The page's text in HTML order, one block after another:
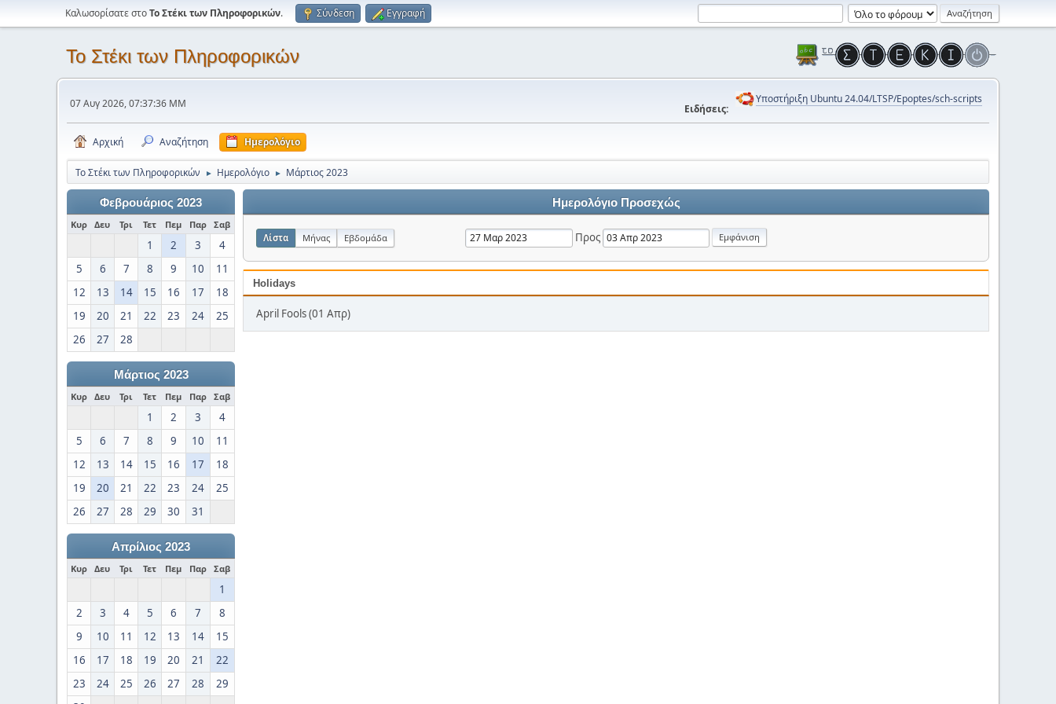
Καλωσορίσατε στοΤο Στέκι των Πληροφορικών. Σύνδεση Εγγραφή
Το Στέκι των Πληροφορικών
07 Αυγ 2026, 07:37:36 ΜΜ Ειδήσεις:
Υποστήριξη Ubuntu 24.04/LTSP/Epoptes/sch-scripts
Αρχική Αναζήτηση Ημερολόγιο
Το Στέκι των Πληροφορικών ► Ημερολόγιο ► Μάρτιος 2023
Φεβρουάριος 2023
Κυρ Δευ Τρι Τετ Πεμ Παρ Σαβ
1 2 3
4
5
6 7 8 9 10
11
12
13 14 15 16 17
18
19
20 21 22 23 24
25
26
27 28
Μάρτιος 2023
Κυρ Δευ Τρι Τετ Πεμ Παρ Σαβ
1 2 3
4
5
6 7 8 9 10
11
12
13 14 15 16 17
18
19
20 21 22 23 24
25
26
27 28 29 30 31
Απρίλιος 2023
Κυρ Δευ Τρι Τετ Πεμ Παρ Σαβ
1
2
3 4 5 6 7
8
9
10 11 12 13 14
15
16
17 18 19 20 21
22
23
24 25 26 27 28
29
Ημερολόγιο Προσεχώς
Λίστα Μήνας Εβδομάδα Προς
Holidays
April Fools (01 Απρ)